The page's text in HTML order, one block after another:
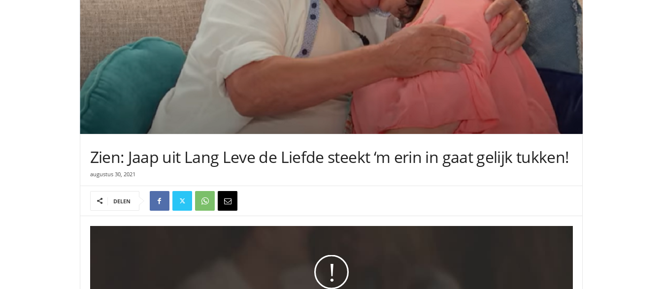
Zien: Jaap uit Lang Leve de Liefde steekt ‘m erin in gaat gelijk tukken!
augustus 30, 2021
DELEN